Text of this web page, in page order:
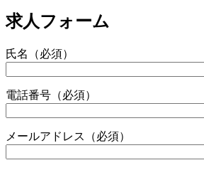
求人フォーム
氏名（必須）
電話番号（必須）
メールアドレス（必須）